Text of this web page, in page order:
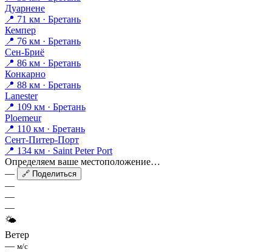
Дуарнене
📍 71 км · Бретань
Кемпер
📍 76 км · Бретань
Сен-Бриё
📍 86 км · Бретань
Конкарно
📍 88 км · Бретань
Lanester
📍 109 км · Бретань
Ploemeur
📍 110 км · Бретань
Сент-Питер-Порт
📍 134 км · Saint Peter Port
Определяем ваше местоположение…
—
🔗 Поделиться
—
—
—
🌤
Ветер
— м/с